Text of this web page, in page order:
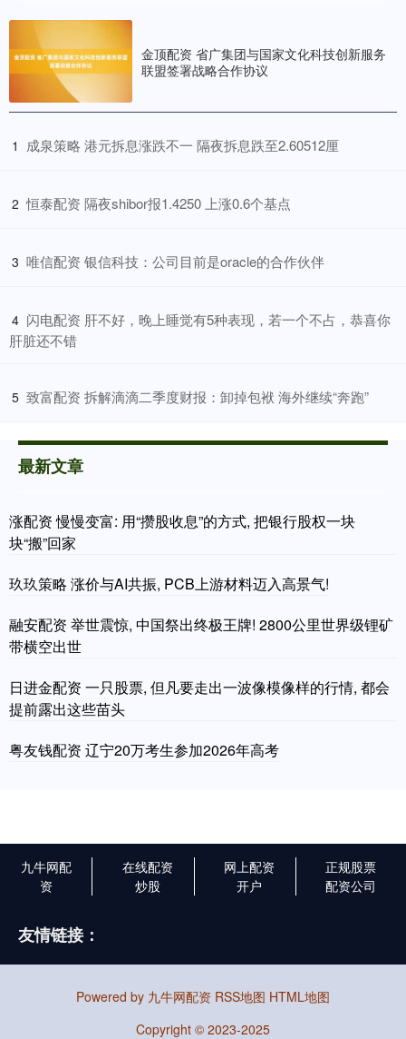
金顶配资 省广集团与国家文化科技创新服务
联盟签署战略合作协议
1 ​成泉策略 港元拆息涨跌不一 隔夜拆息跌至2.60512厘
2 ​恒泰配资 隔夜shibor报1.4250 上涨0.6个基点
3 ​唯信配资 银信科技：公司目前是oracle的合作伙伴
4 ​闪电配资 肝不好，晚上睡觉有5种表现，若一个不占，恭喜你
肝脏还不错
5 ​致富配资 拆解滴滴二季度财报：卸掉包袱 海外继续“奔跑”
最新文章
涨配资 慢慢变富: 用“攒股收息”的方式, 把银行股权一块
块“搬”回家
玖玖策略 涨价与AI共振, PCB上游材料迈入高景气!
融安配资 举世震惊, 中国祭出终极王牌! 2800公里世界级锂矿
带横空出世
日进金配资 一只股票, 但凡要走出一波像模像样的行情, 都会
提前露出这些苗头
粤友钱配资 辽宁20万考生参加2026年高考
九牛网配
资
在线配资
炒股
网上配资
开户
正规股票
配资公司
友情链接：
Powered by 九牛网配资 RSS地图 HTML地图
Copyright © 2023-2025